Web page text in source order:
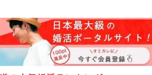
、返金等は一切できませんのであらかじめご了承下さ
分前にご連絡致します。
わしくないと判断された方は、参加をお断りする場合